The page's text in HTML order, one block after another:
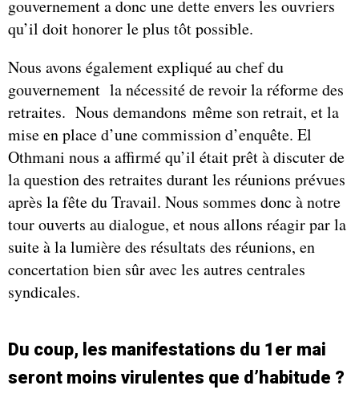
gouvernement a donc une dette envers les ouvriers
qu’il doit honorer le plus tôt possible.
Nous avons également expliqué au chef du
gouvernement la nécessité de revoir la réforme des
retraites. Nous demandons même son retrait, et la
mise en place d’une commission d’enquête. El
Othmani nous a affirmé qu’il était prêt à discuter de
la question des retraites durant les réunions prévues
après la fête du Travail. Nous sommes donc à notre
tour ouverts au dialogue, et nous allons réagir par la
suite à la lumière des résultats des réunions, en
concertation bien sûr avec les autres centrales
syndicales.
Du coup, les manifestations du 1er mai
seront moins virulentes que d’habitude ?